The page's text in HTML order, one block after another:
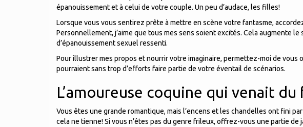
épanouissement et à celui de votre couple. Un peu d’audace, les filles!
Lorsque vous vous sentirez prête à mettre en scène votre fantasme,
Personnellement, j’aime que tous mes sens soient excités. Cela augmente
d’épanouissement sexuel ressenti.
Pour illustrer mes propos et nourrir votre imaginaire, permettez-moi de
pourraient sans trop d’efforts faire partie de votre éventail de scénarios.
L’amoureuse coquine qui venait du
Vous êtes une grande romantique, mais l’encens et les chandelles ont fini
cela ne tienne! Si vous n’êtes pas du genre frileux, offrez-vous une partie de